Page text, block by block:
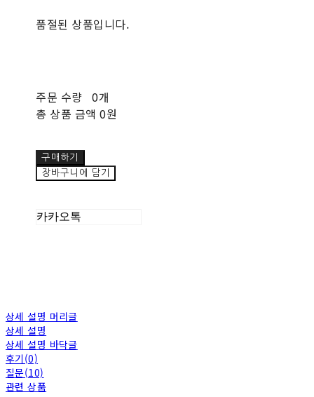
품절된 상품입니다.
주문 수량 0개
총 상품 금액 0원
구매하기
장바구니에 담기
카카오톡
상세 설명 머리글
상세 설명
상세 설명 바닥글
후기(0)
질문(10)
관련 상품